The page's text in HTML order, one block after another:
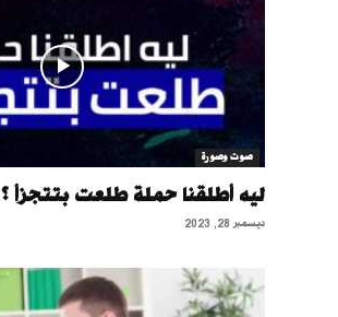
صوت وصورة
ليه أطلقنا حملة طلعت بتتجزأ ؟
ديسمبر 28, 2023